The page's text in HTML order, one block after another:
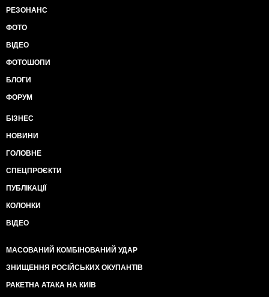
РЕЗОНАНС
ФОТО
ВІДЕО
ФОТОШОПИ
БЛОГИ
ФОРУМ
БІЗНЕС
НОВИНИ
ГОЛОВНЕ
СПЕЦПРОЄКТИ
ПУБЛІКАЦІЇ
КОЛОНКИ
ВІДЕО
МАСОВАНИЙ КОМБІНОВАНИЙ УДАР
ЗНИЩЕННЯ РОСІЙСЬКИХ ОКУПАНТІВ
РАКЕТНА АТАКА НА КИЇВ